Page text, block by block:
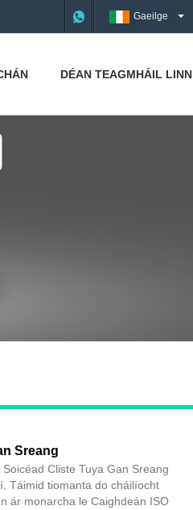
Gaeilge
DÉAN TEAGMHÁIL LINN
Sreang
Cliste Tuya Gan Sreang
Táimid tiomanta do cháilíocht
ár monarcha le Caighdeán ISO